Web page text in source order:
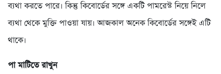
ব্যথা করতে পারে। কিন্তু কিবোর্ডের সঙ্গে একটি পামরেস্ট নিয়ে নিলে
ব্যথা থেকে মুক্তি পাওয়া যায়। আজকাল অনেক কিবোর্ডের সঙ্গেই এটি
থাকে।
পা মাটিতে রাখুন